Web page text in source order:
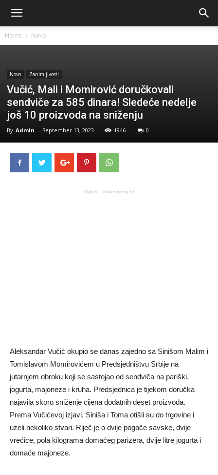
Home Novo
Novo Zanimljivosti
Vučić, Mali i Momirović doručkovali
sendviče za 585 dinara! Sledeće nedelje
još 10 proizvoda na sniženju
By Admin - September 13, 2023 1946 0
Oglasi - Advertisement
Aleksandar Vučić okupio se danas zajedno sa Sinišom Malim i
Tomislavom Momirovićem u Predsjedništvu Srbije na
jutarnjem obroku koji se sastojao od sendviča na pariški,
jogurta, majoneze i kruha. Predsjednica je tijekom doručka
najavila skoro sniženje cijena dodatnih deset proizvoda.
Prema Vučićevoj izjavi, Siniša i Toma otišli su do trgovine i
uzeli nekoliko stvari. Riječ je o dvije pogače savske, dvije
vrećice, pola kilograma domaćeg parizera, dvije litre jogurta i
domaće majoneze.